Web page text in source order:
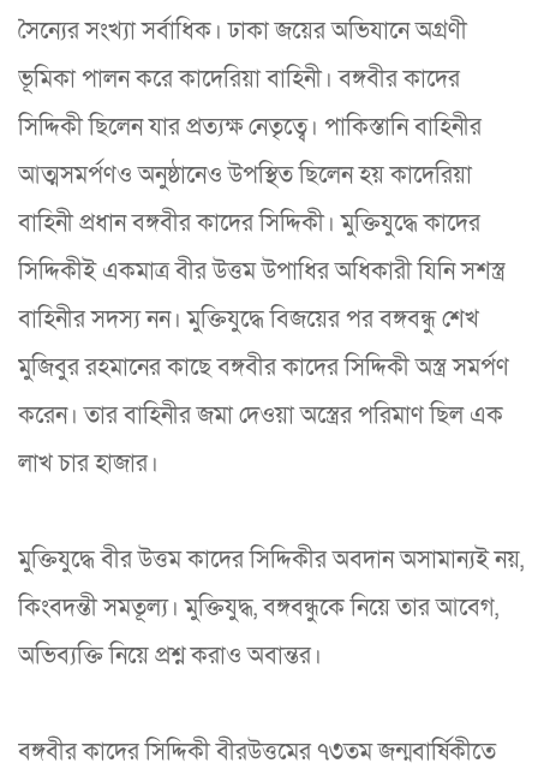
সৈন্যের সংখ্যা সর্বাধিক। ঢাকা জয়ের অভিযানে অগ্রণী
ভূমিকা পালন করে কাদেরিয়া বাহিনী। বঙ্গবীর কাদের
সিদ্দিকী ছিলেন যার প্রত্যক্ষ নেতৃত্বে। পাকিস্তানি বাহিনীর
আত্মসমর্পণও অনুষ্ঠানেও উপস্থিত ছিলেন হয় কাদেরিয়া
বাহিনী প্রধান বঙ্গবীর কাদের সিদ্দিকী। মুক্তিযুদ্ধে কাদের
সিদ্দিকীই একমাত্র বীর উত্তম উপাধির অধিকারী যিনি সশস্ত্র
বাহিনীর সদস্য নন। মুক্তিযুদ্ধে বিজয়ের পর বঙ্গবন্ধু শেখ
মুজিবুর রহমানের কাছে বঙ্গবীর কাদের সিদ্দিকী অস্ত্র সমর্পণ
করেন। তার বাহিনীর জমা দেওয়া অস্ত্রের পরিমাণ ছিল এক
লাখ চার হাজার।
মুক্তিযুদ্ধে বীর উত্তম কাদের সিদ্দিকীর অবদান অসামান্যই নয়,
কিংবদন্তী সমতূল্য। মুক্তিযুদ্ধ, বঙ্গবন্ধুকে নিয়ে তার আবেগ,
অভিব্যক্তি নিয়ে প্রশ্ন করাও অবান্তর।
বঙ্গবীর কাদের সিদ্দিকী বীরউত্তমের ৭৩তম জন্মবার্ষিকীতে